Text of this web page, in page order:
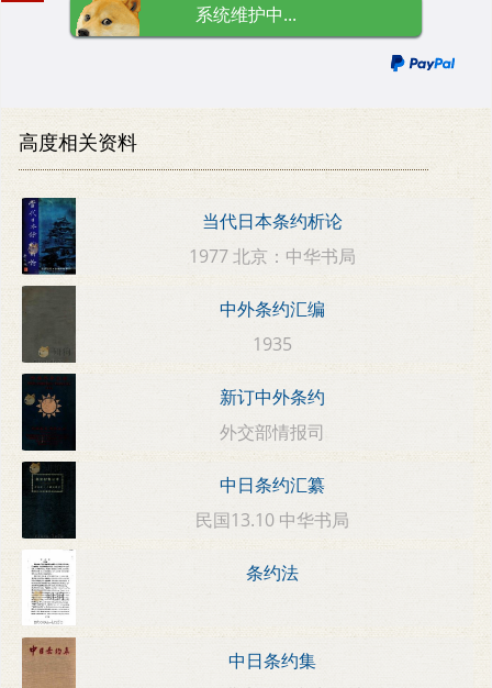
系统维护中...
高度相关资料
当代日本条约析论
1977 北京：中华书局
中外条约汇编
1935
新订中外条约
外交部情报司
中日条约汇纂
民国13.10 中华书局
条约法
中日条约集